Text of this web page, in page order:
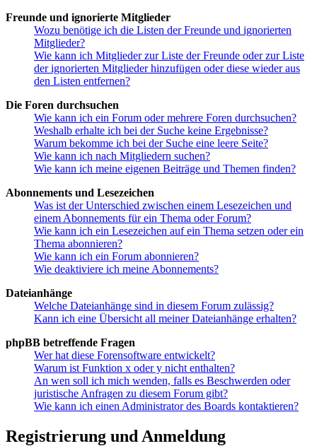
Freunde und ignorierte Mitglieder
Wozu benötige ich die Listen der Freunde und ignorierten
Mitglieder?
Wie kann ich Mitglieder zur Liste der Freunde oder zur Liste
der ignorierten Mitglieder hinzufügen oder diese wieder aus
den Listen entfernen?
Die Foren durchsuchen
Wie kann ich ein Forum oder mehrere Foren durchsuchen?
Weshalb erhalte ich bei der Suche keine Ergebnisse?
Warum bekomme ich bei der Suche eine leere Seite?
Wie kann ich nach Mitgliedern suchen?
Wie kann ich meine eigenen Beiträge und Themen finden?
Abonnements und Lesezeichen
Was ist der Unterschied zwischen einem Lesezeichen und
einem Abonnements für ein Thema oder Forum?
Wie kann ich ein Lesezeichen auf ein Thema setzen oder ein
Thema abonnieren?
Wie kann ich ein Forum abonnieren?
Wie deaktiviere ich meine Abonnements?
Dateianhänge
Welche Dateianhänge sind in diesem Forum zulässig?
Kann ich eine Übersicht all meiner Dateianhänge erhalten?
phpBB betreffende Fragen
Wer hat diese Forensoftware entwickelt?
Warum ist Funktion x oder y nicht enthalten?
An wen soll ich mich wenden, falls es Beschwerden oder
juristische Anfragen zu diesem Forum gibt?
Wie kann ich einen Administrator des Boards kontaktieren?
Registrierung und Anmeldung